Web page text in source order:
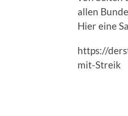
allen
Hier eine
https://
mit-Streik